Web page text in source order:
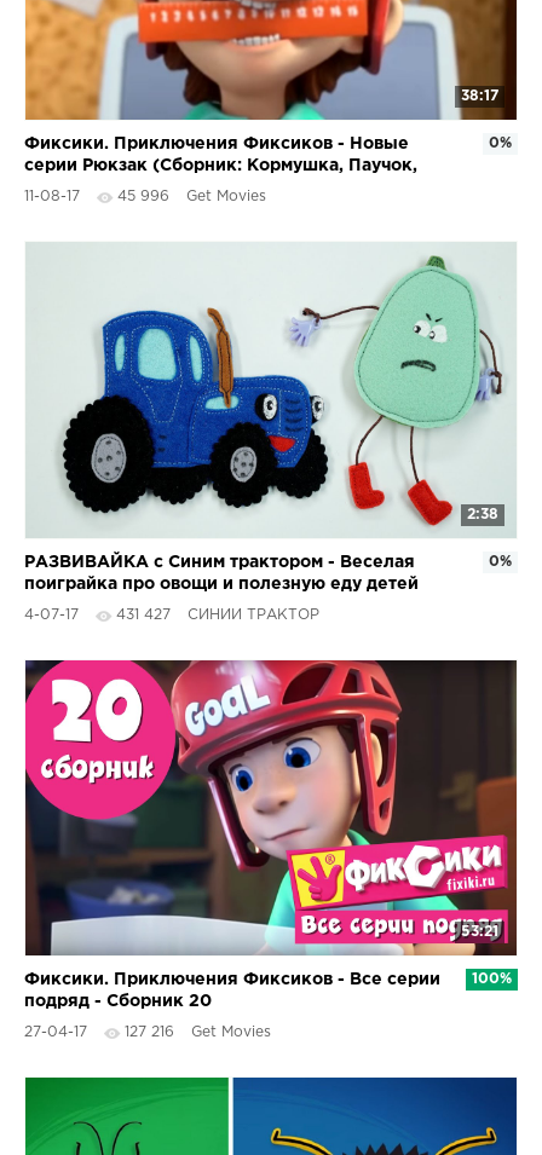
38:17
Фиксики. Приключения Фиксиков - Новые
серии Рюкзак (Сборник: Кормушка, Паучок,
Шоколад, Витамины)
11-08-17 45 996 Get Movies
0%
2:38
РАЗВИВАЙКА с Синим трактором - Веселая
поиграйка про овощи и полезную еду детей
малышей
4-07-17 431 427 СИНИЙ ТРАКТОР
0%
53:21
Фиксики. Приключения Фиксиков - Все серии
подряд - Сборник 20
27-04-17 127 216 Get Movies
100%